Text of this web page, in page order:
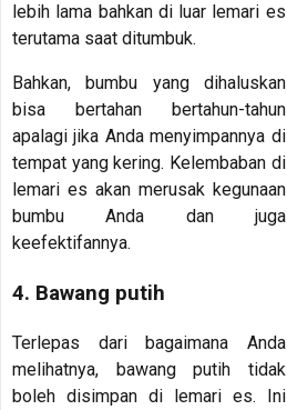
lebih lama bahkan di luar lemari es
terutama saat ditumbuk.
Bahkan, bumbu yang dihaluskan
bisa bertahan bertahun-tahun
apalagi jika Anda menyimpannya di
tempat yang kering. Kelembaban di
lemari es akan merusak kegunaan
bumbu Anda dan juga
keefektifannya.
4. Bawang putih
Terlepas dari bagaimana Anda
melihatnya, bawang putih tidak
boleh disimpan di lemari es. Ini